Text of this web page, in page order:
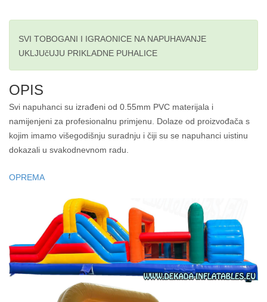
SVI TOBOGANI I IGRAONICE NA NAPUHAVANJE
UKLJUčUJU PRIKLADNE PUHALICE
OPIS
Svi napuhanci su izrađeni od 0.55mm PVC materijala i
namijenjeni za profesionalnu primjenu. Dolaze od proizvođača s
kojim imamo višegodišnju suradnju i čiji su se napuhanci uistinu
dokazali u svakodnevnom radu.
OPREMA